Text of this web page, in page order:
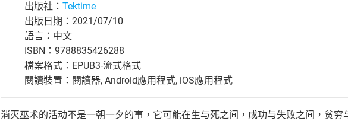
出版社： Tektime
出版日期：2021/07/10
語言：中文
ISBN：9788835426288
檔案格式：EPUB3-流式格式
閱讀裝置：閱讀器, Android應用程式, iOS應用程式
消灭巫术的活动不是一朝一夕的事，它可能在生与死之间，成功与失败之间，贫